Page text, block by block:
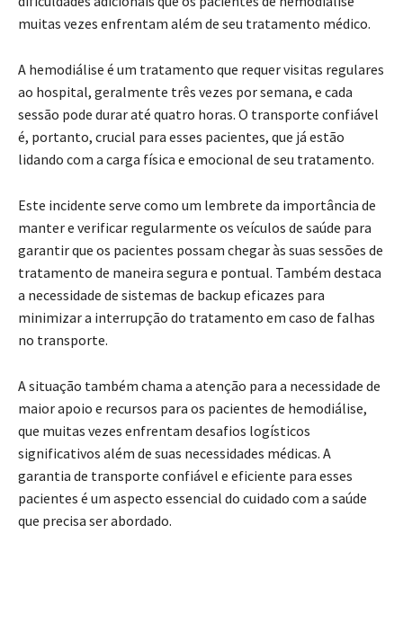
muitas vezes enfrentam além de seu tratamento médico.
A hemodiálise é um tratamento que requer visitas regulares
ao hospital, geralmente três vezes por semana, e cada
sessão pode durar até quatro horas. O transporte confiável
é, portanto, crucial para esses pacientes, que já estão
lidando com a carga física e emocional de seu tratamento.
Este incidente serve como um lembrete da importância de
manter e verificar regularmente os veículos de saúde para
garantir que os pacientes possam chegar às suas sessões de
tratamento de maneira segura e pontual. Também destaca
a necessidade de sistemas de backup eficazes para
minimizar a interrupção do tratamento em caso de falhas
no transporte.
A situação também chama a atenção para a necessidade de
maior apoio e recursos para os pacientes de hemodiálise,
que muitas vezes enfrentam desafios logísticos
significativos além de suas necessidades médicas. A
garantia de transporte confiável e eficiente para esses
pacientes é um aspecto essencial do cuidado com a saúde
que precisa ser abordado.